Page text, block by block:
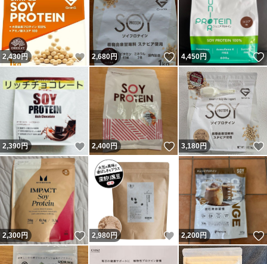
2,430円 いいね！
2,680円 いいね！
4,450円
2,390円 いいね！
2,400円 いいね！
3,180円
2,300円 いいね！
2,980円 いいね！
2,200円